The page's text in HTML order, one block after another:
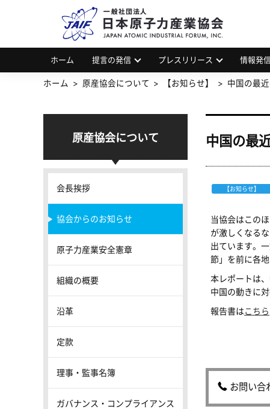
ホーム 提言の発信 プレスリリース 情報発
ホーム 原産協会について 【お知らせ】 中国の最
中国の最
【お知らせ】
当協会はこの
が激しくなる
出ています。
節」を前に各
本レポートは
中国の動きに
報告書はこちら
お問い合
原産協会について
会長挨拶
協会からのお知らせ
原子力産業安全憲章
組織の概要
沿革
定款
理事・監事名簿
ガバナンス・コンプライアンス